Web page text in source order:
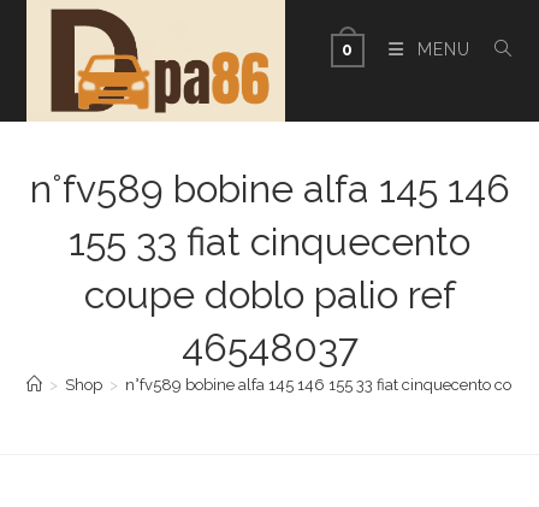
0 MENU
n°fv589 bobine alfa 145 146
155 33 fiat cinquecento
coupe doblo palio ref
46548037
> Shop > n°fv589 bobine alfa 145 146 155 33 fiat cinquecento